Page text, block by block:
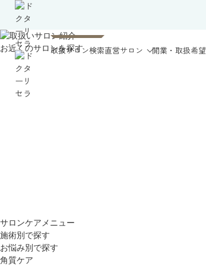
取扱サロン検索直営サロン 開業・取扱希望
お近くのサロンを探す
サロンケアメニュー
施術別で探す
お悩み別で探す
角質ケア